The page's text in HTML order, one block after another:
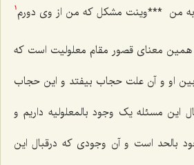
من ***وینت مشکل که من از وی دورم1
همین معنای قصور مقام معلولیت است که
او و آن علت حجاب بیفتد و این حجاب
مسئله یک وجود بالمعلولیه داریم و
بالحد است و آن وجودی که درقبال این